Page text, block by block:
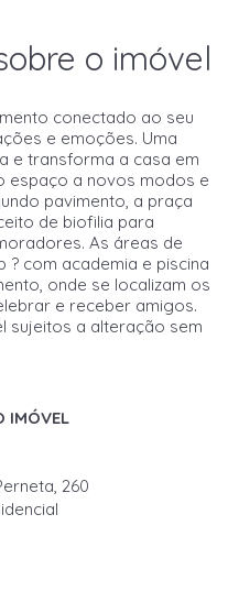
o imóvel
conectado ao seu
e emoções. Uma
e transforma a casa em
espaço a novos modos e
pavimento, a praça
de biofilia para
As áreas de
com academia e piscina
onde se localizam os
e receber amigos.
sujeitos a alteração sem
IMÓVEL
260